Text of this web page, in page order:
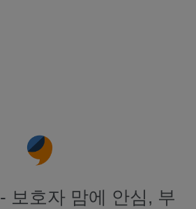
보호자 맘에 안심, 부